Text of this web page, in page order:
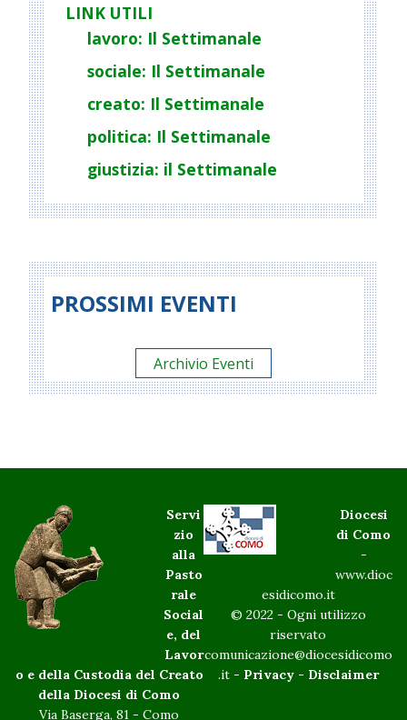
LINK UTILI
lavoro: Il Settimanale
sociale: Il Settimanale
creato: Il Settimanale
politica: Il Settimanale
giustizia: il Settimanale
PROSSIMI EVENTI
Archivio Eventi
Servi
zio
alla
Pasto
rale
Social
e, del
Lavor
o e della Custodia del Creato
della Diocesi di Como
Via Baserga, 81 - Como
Diocesi
di Como
-
www.dioc
esidicomo.it
© 2022 - Ogni utilizzo
riservato
comunicazione@diocesidicomo
.it - Privacy- Disclaimer